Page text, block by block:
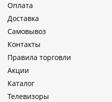
Оплата
Доставка
Самовывоз
Контакты
Правила торговли
Акции
Каталог
Телевизоры